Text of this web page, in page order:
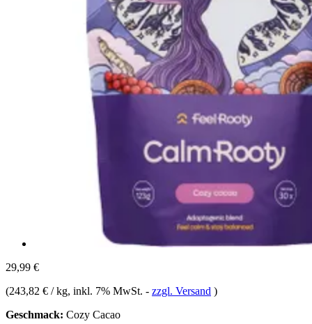
29,99 €
(243,82 € / kg, inkl. 7% MwSt. - zzgl. Versand )
Geschmack: Cozy Cacao